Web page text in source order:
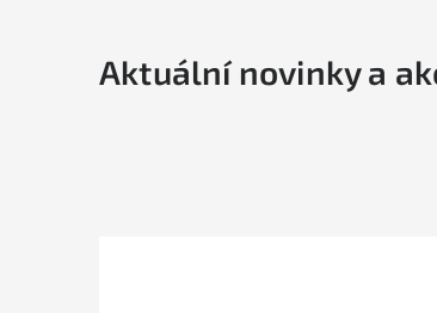
Aktuální novinky a